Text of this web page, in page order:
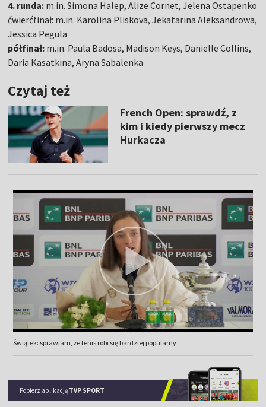
4. runda: m.in. Simona Halep, Alize Cornet, Jelena Ostapenko
ćwierćfinał: m.in. Karolina Pliskova, Jekatarina Aleksandrowa,
Jessica Pegula
półfinał: m.in. Paula Badosa, Madison Keys, Danielle Collins,
Daria Kasatkina, Aryna Sabalenka
Czytaj też
French Open: sprawdź, z
kim i kiedy pierwszy mecz
Hurkacza
Świątek: sprawiam, że tenis robi się bardziej popularny
Pobierz aplikację TVP SPORT